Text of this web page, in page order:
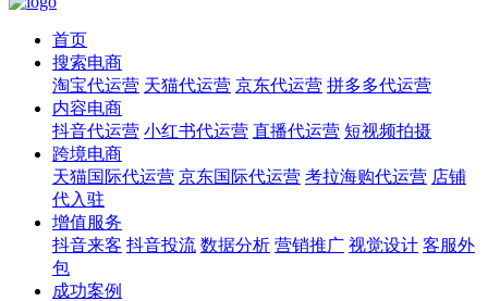
首页
搜索电商
淘宝代运营 天猫代运营 京东代运营 拼多多代运营
内容电商
抖音代运营 小红书代运营 直播代运营 短视频拍摄
跨境电商
天猫国际代运营 京东国际代运营 考拉海购代运营 店铺
代入驻
增值服务
抖音来客 抖音投流 数据分析 营销推广 视觉设计 客服外
包
成功案例